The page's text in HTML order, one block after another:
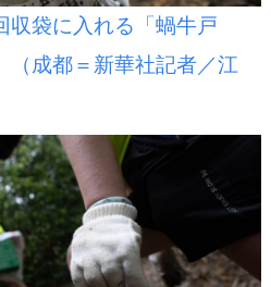
収袋に入れる「蝸牛戸
（成都＝新華社記者／江